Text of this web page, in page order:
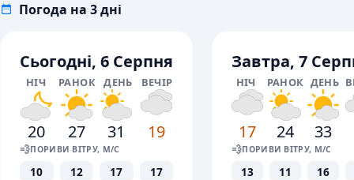
Погода на 3 дні
Сьогодні, 6 Серпня
НІЧ РАНОК ДЕНЬ ВЕЧІР
20 27 31 19
💨ПОРИВИ ВІТРУ, М/С
10 12 17 17
Завтра, 7
НІЧ РАНОК ДЕНЬ
17 24 33
💨ПОРИВИ ВІТРУ, М/С
13 11 16